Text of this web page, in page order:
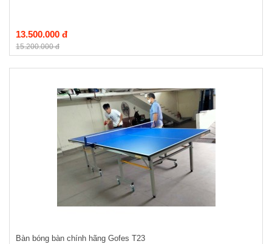
13.500.000 đ
15.200.000 đ
Bàn bóng bàn chính hãng Gofes T23